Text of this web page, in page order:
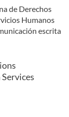
de Derechos
Humanos
escrita